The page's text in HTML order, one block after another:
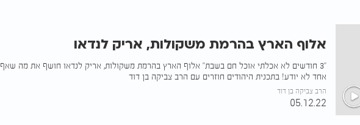
אלוף הארץ בהרמת משקולות, אריק לנדאו
"3 חודשים לא אכלתי אוכל חם בשבת" אלוף הארץ בהרמת משקולות, אריק לנדאו חושף את מה שאף
אחד לא יודע! בתכנית היהודים חוזרים עם הרב צביקה בן דוד
הרב צביקה בן דוד
05.12.22